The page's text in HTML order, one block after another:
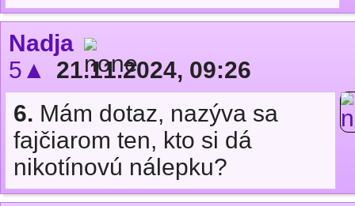
Nadja
5▲
21.11.2024, 09:26
6. Mám dotaz, nazýva sa
fajčiarom ten, kto si dá
nikotínovú nálepku?